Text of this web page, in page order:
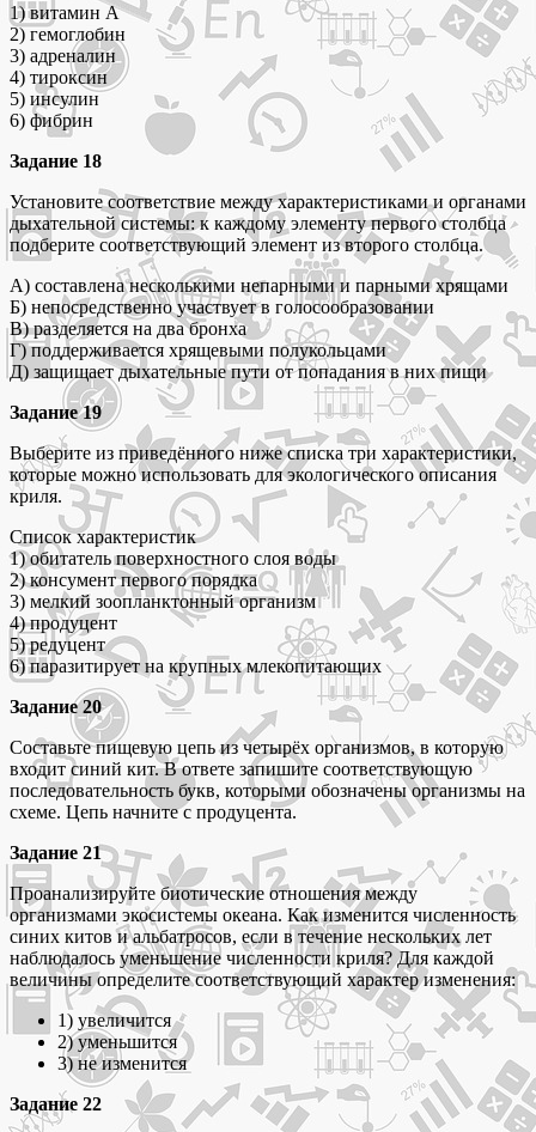
1) витамин А
2) гемоглобин
3) адреналин
4) тироксин
5) инсулин
6) фибрин
Задание 18
Установите соответствие между характеристиками и органами
дыхательной системы: к каждому элементу первого столбца
подберите соответствующий элемент из второго столбца.
А) составлена несколькими непарными и парными хрящами
Б) непосредственно участвует в голосообразовании
В) разделяется на два бронха
Г) поддерживается хрящевыми полукольцами
Д) защищает дыхательные пути от попадания в них пищи
Задание 19
Выберите из приведённого ниже списка три характеристики,
которые можно использовать для экологического описания
криля.
Список характеристик
1) обитатель поверхностного слоя воды
2) консумент первого порядка
3) мелкий зоопланктонный организм
4) продуцент
5) редуцент
6) паразитирует на крупных млекопитающих
Задание 20
Составьте пищевую цепь из четырёх организмов, в которую
входит синий кит. В ответе запишите соответствующую
последовательность букв, которыми обозначены организмы на
схеме. Цепь начните с продуцента.
Задание 21
Проанализируйте биотические отношения между
организмами экосистемы океана. Как изменится численность
синих китов и альбатросов, если в течение нескольких лет
наблюдалось уменьшение численности криля? Для каждой
величины определите соответствующий характер изменения:
1) увеличится
2) уменьшится
3) не изменится
Задание 22